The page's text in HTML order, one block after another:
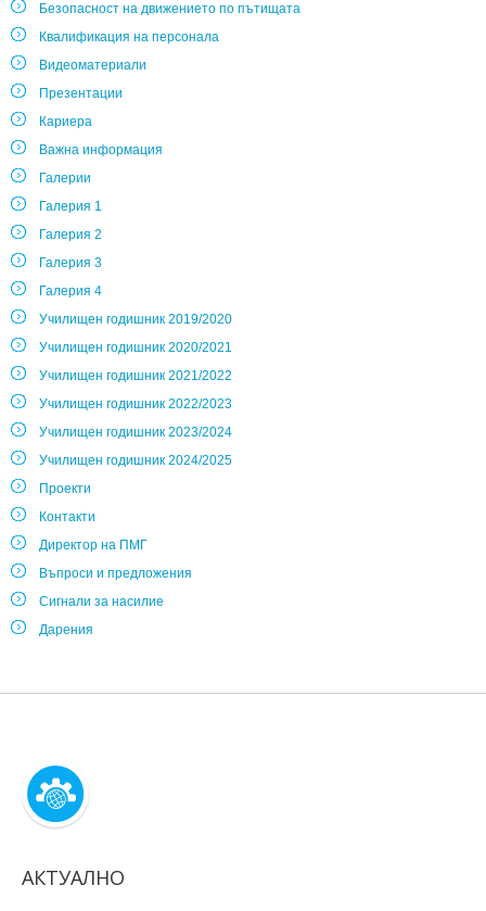
Безопасност на движението по пътищата
Квалификация на персонала
Видеоматериали
Презентации
Кариера
Важна информация
Галерии
Галерия 1
Галерия 2
Галерия 3
Галерия 4
Училищен годишник 2019/2020
Училищен годишник 2020/2021
Училищен годишник 2021/2022
Училищен годишник 2022/2023
Училищен годишник 2023/2024
Училищен годишник 2024/2025
Проекти
Контакти
Директор на ПМГ
Въпроси и предложения
Сигнали за насилие
Дарения
АКТУАЛНО